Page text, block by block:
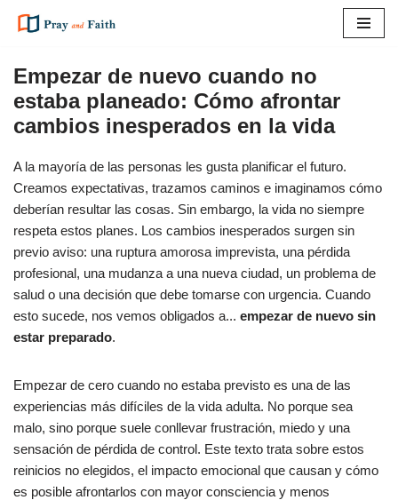
al
contenido
Empezar de nuevo cuando no
estaba planeado: Cómo afrontar
cambios inesperados en la vida
A la mayoría de las personas les gusta planificar el futuro.
Creamos expectativas, trazamos caminos e imaginamos cómo
deberían resultar las cosas. Sin embargo, la vida no siempre
respeta estos planes. Los cambios inesperados surgen sin
previo aviso: una ruptura amorosa imprevista, una pérdida
profesional, una mudanza a una nueva ciudad, un problema de
salud o una decisión que debe tomarse con urgencia. Cuando
esto sucede, nos vemos obligados a... empezar de nuevo sin
estar preparado.
Empezar de cero cuando no estaba previsto es una de las
experiencias más difíciles de la vida adulta. No porque sea
malo, sino porque suele conllevar frustración, miedo y una
sensación de pérdida de control. Este texto trata sobre estos
reinicios no elegidos, el impacto emocional que causan y cómo
es posible afrontarlos con mayor consciencia y menos